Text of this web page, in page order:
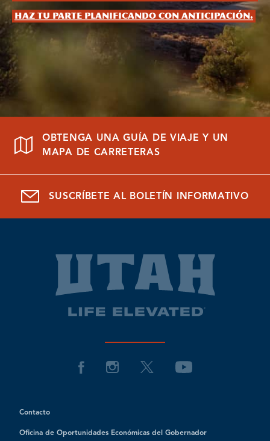
Haz tu parte planificando con anticipación.
OBTENGA UNA GUÍA DE VIAJE Y UN
MAPA DE CARRETERAS
SUSCRÍBETE AL BOLETÍN INFORMATIVO
Contacto
Oficina de Oportunidades Económicas del Gobernador